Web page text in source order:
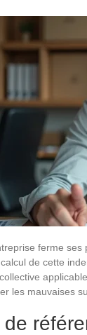
ferme ses
de cette
les mauvaises
de